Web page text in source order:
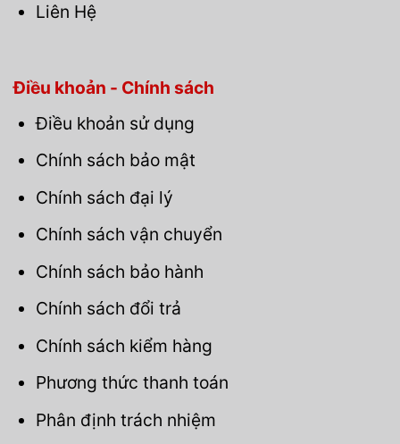
Liên Hệ
Điều khoản - Chính sách
Điều khoản sử dụng
Chính sách bảo mật
Chính sách đại lý
Chính sách vận chuyển
Chính sách bảo hành
Chính sách đổi trả
Chính sách kiểm hàng
Phương thức thanh toán
Phân định trách nhiệm